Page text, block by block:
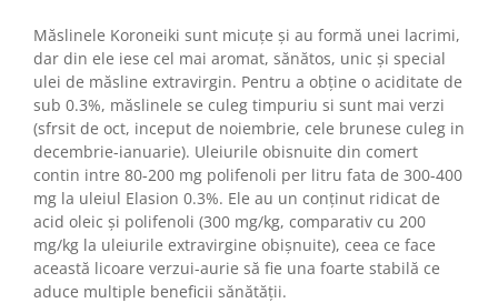
Măslinele Koroneiki sunt micuțe și au formă unei lacrimi,
dar din ele iese cel mai aromat, sănătos, unic și special
ulei de măsline extravirgin. Pentru a obține o aciditate de
sub 0.3%, măslinele se culeg timpuriu si sunt mai verzi
(sfrsit de oct, inceput de noiembrie, cele brunese culeg in
decembrie-ianuarie). Uleiurile obisnuite din comert
contin intre 80-200 mg polifenoli per litru fata de 300-400
mg la uleiul Elasion 0.3%. Ele au un conținut ridicat de
acid oleic și polifenoli (300 mg/kg, comparativ cu 200
mg/kg la uleiurile extravirgine obișnuite), ceea ce face
această licoare verzui-aurie să fie una foarte stabilă ce
aduce multiple beneficii sănătății.